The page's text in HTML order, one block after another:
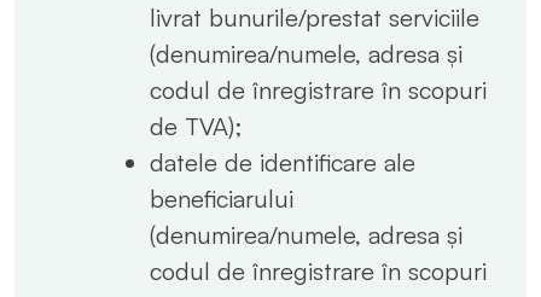
livrat bunurile/prestat serviciile
(denumirea/numele, adresa și
codul de înregistrare în scopuri
de TVA);
datele de identificare ale
beneficiarului
(denumirea/numele, adresa și
codul de înregistrare în scopuri